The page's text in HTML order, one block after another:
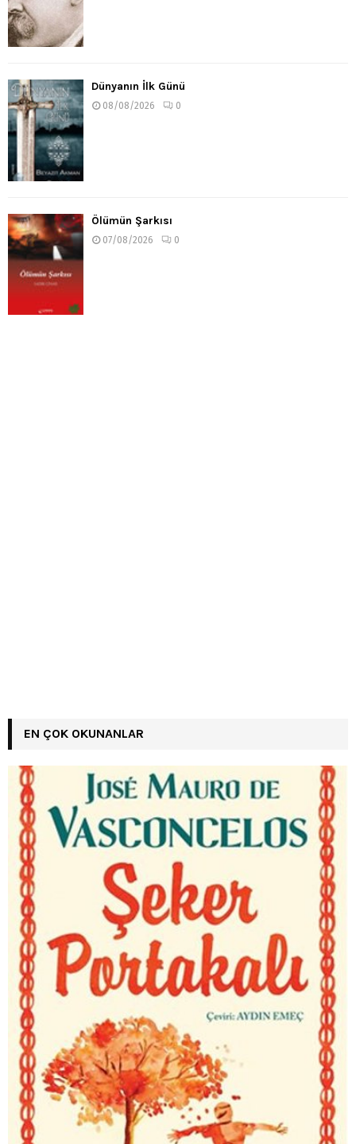
Dünyanın İlk Günü
08/08/2026 0
Ölümün Şarkısı
07/08/2026 0
EN ÇOK OKUNANLAR